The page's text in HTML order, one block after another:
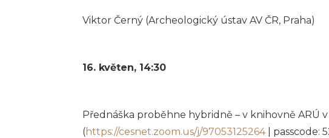
Viktor Černý (Archeologický ústav AV ČR, Praha)
16. květen, 14:30
Přednáška proběhne hybridně – v knihovně ARÚ
(https://cesnet.zoom.us/j/97053125264| passcode: